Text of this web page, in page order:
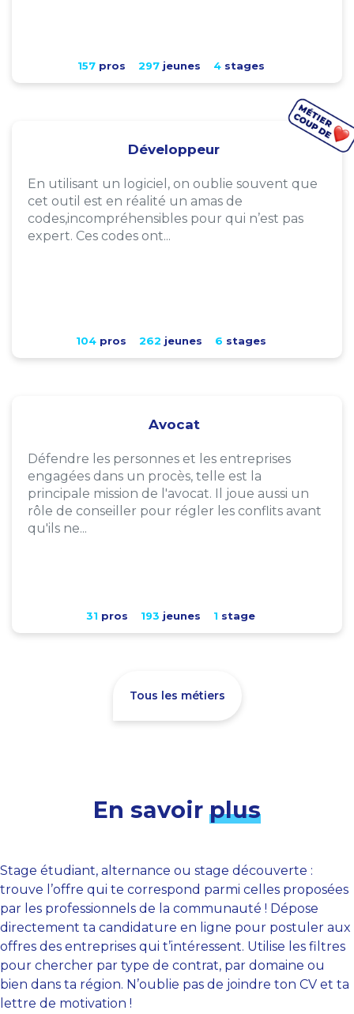
157pros 297jeunes 4stages
Développeur
En utilisant un logiciel, on oublie souvent que
cet outil est en réalité un amas de
codes,incompréhensibles pour qui n’est pas
expert. Ces codes ont...
104pros 262 jeunes 6 stages
Avocat
Défendre les personnes et les entreprises
engagées dans un procès, telle est la
principale mission de l'avocat. Il joue aussi un
rôle de conseiller pour régler les conflits avant
qu'ils ne...
31 pros 193 jeunes 1 stage
Tous les métiers
En savoir plus
Stage étudiant, alternance ou stage découverte :
trouve l’offre qui te correspond parmi celles proposées
par les professionnels de la communauté ! Dépose
directement ta candidature en ligne pour postuler aux
offres des entreprises qui t’intéressent. Utilise les filtres
pour chercher par type de contrat, par domaine ou
bien dans ta région. N’oublie pas de joindre ton CV et ta
lettre de motivation !